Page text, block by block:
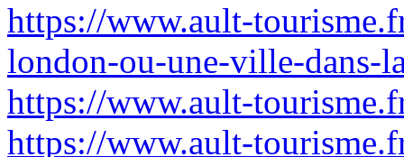
https://www.ault-
london-ou-une-ville-dans-
https://www.ault-
https://www.ault-